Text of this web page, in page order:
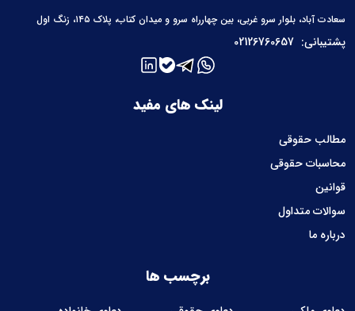
لینک های مفید
مطالب حقوقی
محاسبات حقوقی
قوانین
سوالات متداول
درباره ما
برچسب ها
سعادت آباد، بلوار سرو غربی، بین چهارراه سرو و میدان کتاب، پلاک ۱۴۵، زنگ اول
پشتیبانی: 02126760657